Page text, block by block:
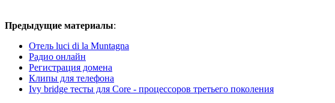
Предыдущие материалы:
Отель luci di la Muntagna
Радио онлайн
Регистрация домена
Клипы для телефона
Ivy bridge тесты для Core - процессоров третьего поколения